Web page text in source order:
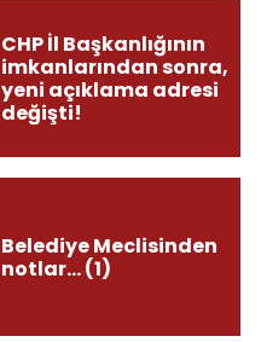
CHP İl Başkanlığının
imkanlarından sonra,
yeni açıklama adresi
değişti!
Belediye Meclisinden
notlar... (1)